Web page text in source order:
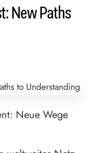
New Paths
Neue Wege